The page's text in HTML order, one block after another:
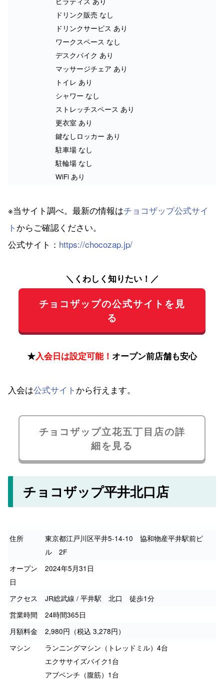
ドリンク販売 なし
ドリンクサービス あり
ワークスペース なし
デスクバイク あり
マッサージチェア あり
トイレ あり
シャワー なし
ストレッチスペース あり
更衣室 あり
鍵なしロッカー あり
駐車場 なし
駐輪場 なし
WiFi あり
※当サイト調べ。最新の情報はチョコザップ公式サイ
ト からご確認ください。
公式サイト： https://chocozap.jp/
＼くわしく知りたい！／
チョコザップの公式サイトを見
る
★入会日は設定可能！ オープン前店舗も安心
入会は公式サイト から行えます。
チョコザップ立花五丁目店の詳
細を見る
チョコザップ平井北口店
住所
東京都江戸川区平井5-14-10 協和物産平井駅前ビ
ル 2F
オープン
日
2024年5月31日
アクセス
JR総武線 / 平井駅 北口 徒歩1分
営業時間
24時間365日
月額料金
2,980円（税込 3,278円）
マシン
ランニングマシン（トレッドミル）4台
エクササイズバイク1台
アブベンチ（腹筋）1台